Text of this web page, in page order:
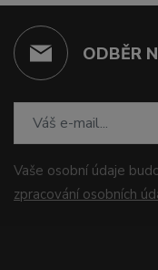
ODBĚR
Vaše osobní údaje
zpracování osobních